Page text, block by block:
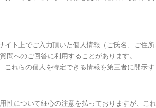
ト上でご入力頂いた個人情報（ご氏名、ご住
へのご回答に利用することがあります。
れらの個人を特定できる情報を第三者に開示す
について細心の注意を払っておりますが、こ